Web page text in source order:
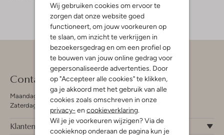
Wij gebruiken cookies om ervoor te
zorgen dat onze website goed
functioneert, om jouw voorkeuren op
te slaan, om inzicht te verkrijgen in
bezoekersgedrag en om een profiel op
te bouwen van jouw online gedrag voor
gepersonaliseerde advertenties. Door
op "Accepteer alle cookies" te klikken,
ga je akkoord met het gebruik van alle
cookies zoals omschreven in onze
privacy- en cookieverklaring
Wil je je voorkeuren wijzigen? Via de
cookieknop onderaan de pagina kun je
Contact
Maandag - Vrijdag 09:00 - 19:00 uur
Zaterdag 09:00 - 17:00 uur
Klantenservice